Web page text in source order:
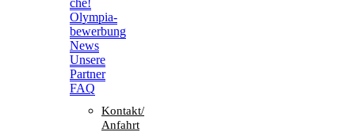
che!
Olym­pia­
be­wer­bung
News
Unsere
Part­ner
FAQ
Kontakt/​​
Anfahrt